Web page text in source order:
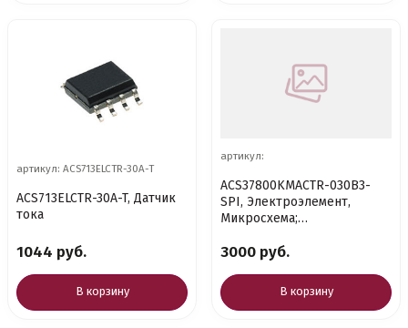
артикул: ACS713ELCTR-30A-T
ACS713ELCTR-30A-T, Датчик
тока
1044 руб.
В корзину
артикул:
ACS37800KMACTR-030B3-
SPI, Электроэлемент,
Микросхема;
SPI@ALLEGRO
3000 руб.
В корзину